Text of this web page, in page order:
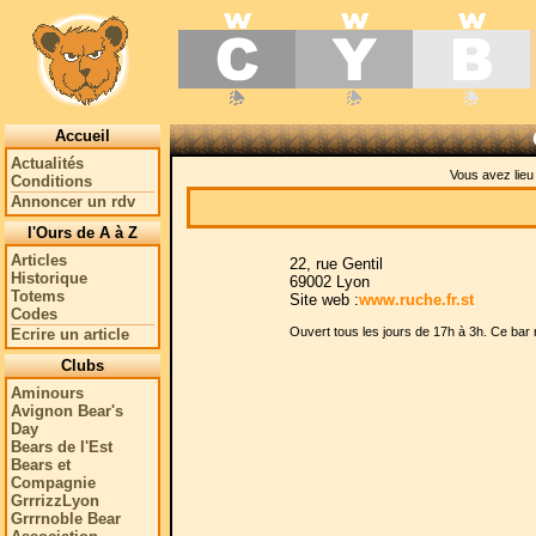
Accueil
Actualités
Conditions
Annoncer un rdv
l'Ours de A à Z
Articles
Historique
Totems
Codes
Ecrire un article
Clubs
Aminours
Avignon Bear's
Day
Bears de l'Est
Bears et
Compagnie
GrrrizzLyon
Grrrnoble Bear
Vous avez
22, rue Gentil
69002 Lyon
Site web :www.ruche.fr.st
Ouvert tous les jours de 17h à 3h. Ce